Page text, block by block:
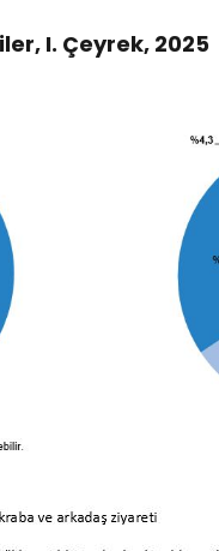
I. Çeyrek, 2025